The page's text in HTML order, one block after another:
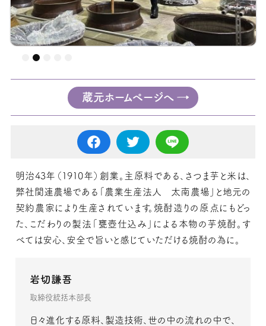
蔵元ホームページへ
明治43年（1910年）創業。主原料である、さつま芋と米は、
弊社関連農場である「農業生産法人 太南農場」と地元の
契約農家により生産されています。焼酎造りの原点にもどっ
た、こだわりの製法「甕壺仕込み」による本物の芋焼酎。す
べては安心、安全で旨いと感じていただける焼酎の為に。
岩切謙吾
取締役統括本部長
日々進化する原料、製造技術、世の中の流れの中で、